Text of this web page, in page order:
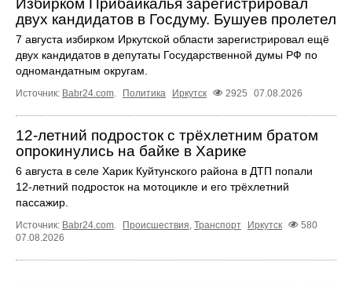
Избирком Прибайкалья зарегистрировал
двух кандидатов в Госдуму. Бушуев пролетел
7 августа избирком Иркутской области зарегистрировал ещё
двух кандидатов в депутаты Государственной думы РФ по
одномандатным округам.
Источник: Babr24.com. Политика Иркутск 2925 07.08.2026
12‑летний подросток с трёхлетним братом
опрокинулись на байке в Харике
6 августа в селе Харик Куйтунского района в ДТП попали
12‑летний подросток на мотоцикле и его трёхлетний
пассажир.
Источник: Babr24.com. Происшествия, Транспорт Иркутск
580
07.08.2026